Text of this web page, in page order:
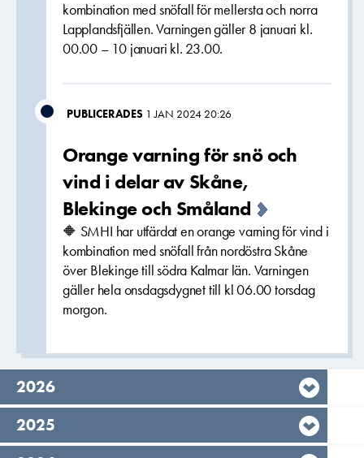
kombination med snöfall för mellersta och norra
Lapplandsfjällen. Varningen gäller 8 januari kl.
00.00 – 10 januari kl. 23.00.
PUBLICERADES 1 JAN 2024 20:26
Orange varning för snö och
vind i delar av Skåne,
Blekinge och Småland
🔶 SMHI har utfärdat en orange varning för vind i
kombination med snöfall från nordöstra Skåne
över Blekinge till södra Kalmar län. Varningen
gäller hela onsdagsdygnet till kl 06.00 torsdag
morgon.
År,
2026
År,
2025